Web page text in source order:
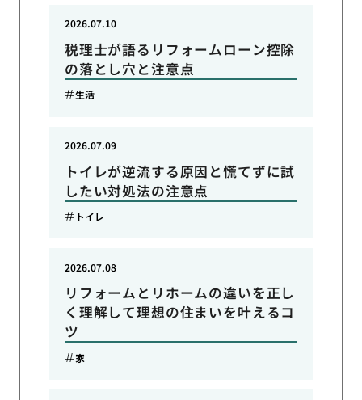
税理士が語るリフォームローン控除
の落とし穴と注意点
2026.07.10
生活
トイレが逆流する原因と慌てずに試
したい対処法の注意点
2026.07.09
トイレ
リフォームとリホームの違いを正し
く理解して理想の住まいを叶えるコ
ツ
2026.07.08
家